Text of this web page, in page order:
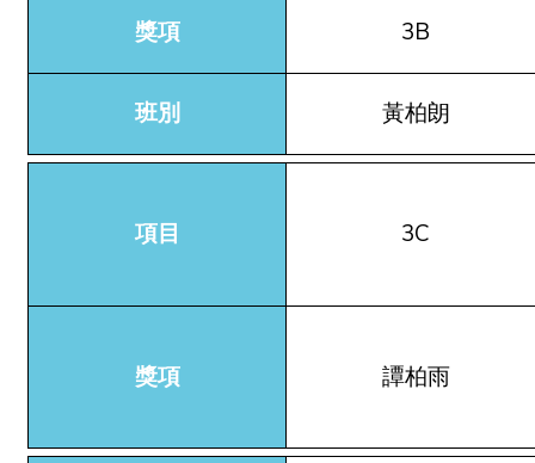
獎項 3B
班別 黃柏朗
項目 3C
獎項 譚柏雨